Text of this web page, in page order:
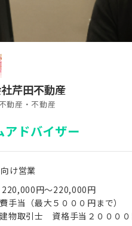
芹田不動産
動産・不動産
アドバイザー
け営業
220,000円〜220,000円
手当（最大５０００円まで）
物取引士 資格手当２０００